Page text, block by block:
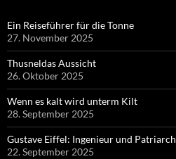
Ein Reiseführer für die Tonne
27. November 2025
Thusneldas Aussicht
26. Oktober 2025
Wenn es kalt wird unterm Kilt
28. September 2025
Gustave Eiffel: Ingenieur und Patriarch
22. September 2025